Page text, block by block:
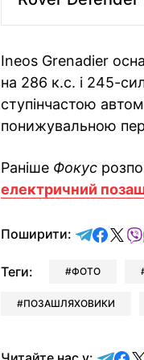
Ineos Grenadier
на 286 к.с. і 245-
ступінчастою
понижувальною
Раніше Фокус
електричний
Поширити:
Теги: ФОТО
ПОЗАШЛЯХОВИКИ